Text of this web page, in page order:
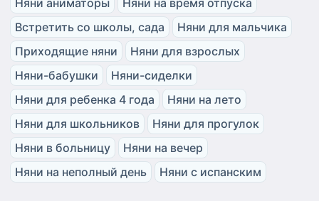
Няни аниматоры
Няни на время отпуска
Встретить со школы, сада
Няни для мальчика
Приходящие няни
Няни для взрослых
Няни-бабушки
Няни-сиделки
Няни для ребенка 4 года
Няни на лето
Няни для школьников
Няни для прогулок
Няни в больницу
Няни на вечер
Няни на неполный день
Няни с испанским